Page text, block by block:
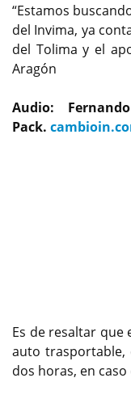
“Estamos
del Invima, ya
del Tolima y el
Aragón
Audio:
Pack.
Es de resaltar que
auto trasportable,
dos horas, en